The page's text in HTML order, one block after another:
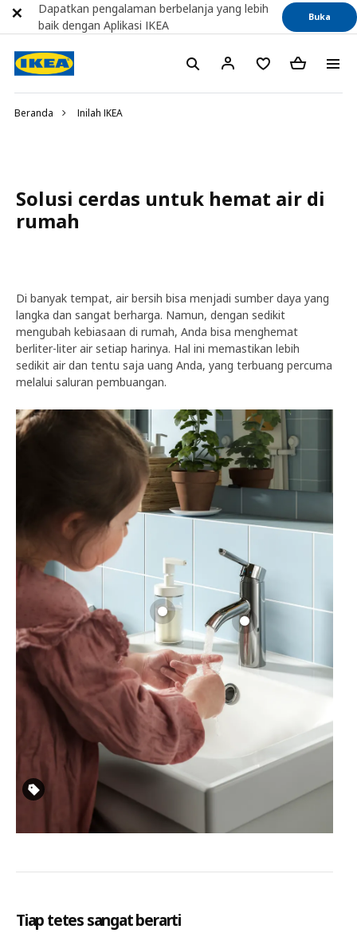
Beranda Inilah IKEA
Solusi cerdas untuk hemat air di
rumah
Di banyak tempat, air bersih bisa menjadi sumber daya yang
langka dan sangat berharga. Namun, dengan sedikit
mengubah kebiasaan di rumah, Anda bisa menghemat
berliter-liter air setiap harinya. Hal ini memastikan lebih
sedikit air dan tentu saja uang Anda, yang terbuang percuma
melalui saluran pembuangan.
Tiap tetes sangat berarti
Dapatkan pengalaman berbelanja yang lebih
baik dengan Aplikasi IKEA
Buka